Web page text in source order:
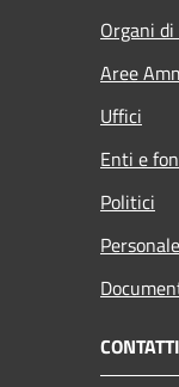
Organi
Aree
Uffici
Enti e
Politici
CONTATTI